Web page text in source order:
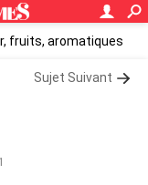
fruits, aromatiques
Sujet Suivant